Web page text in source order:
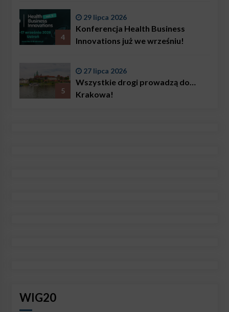
4
29 lipca 2026
Konferencja Health Business
Innovations już we wrześniu!
5
27 lipca 2026
Wszystkie drogi prowadzą do…
Krakowa!
WIG20